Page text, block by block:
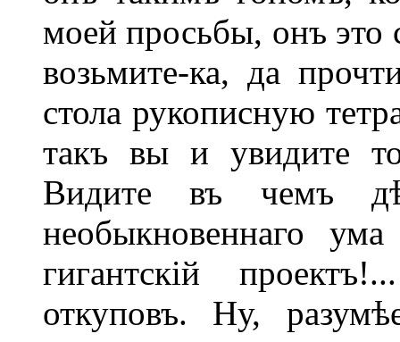
моей просьбы, онъ
возьмите-ка, да
стола рукописную
такъ вы и увидите
Видите въ чемъ
необыкновеннаго
гигантскій
откуповъ. Ну,